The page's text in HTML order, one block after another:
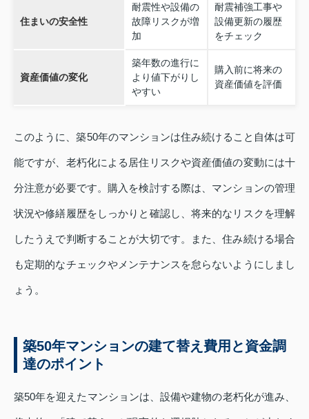
住まいの安全性
耐震性や設備の
故障リスクが増
加
耐震補強工事や
設備更新の履歴
をチェック
資産価値の変化
築年数の進行に
より値下がりし
やすい
購入前に将来の
資産価値を評価
このように、築50年のマンションは住み続けること自体は可
能ですが、老朽化による居住リスクや資産価値の変動には十
分注意が必要です。購入を検討する際は、マンションの管理
状況や修繕履歴をしっかりと確認し、将来的なリスクを理解
したうえで判断することが大切です。また、住み続ける場合
も定期的なチェックやメンテナンスを怠らないようにしまし
ょう。
築50年マンションの建て替え費用と資金調
達のポイント
築50年を迎えたマンションは、設備や建物の老朽化が進み、